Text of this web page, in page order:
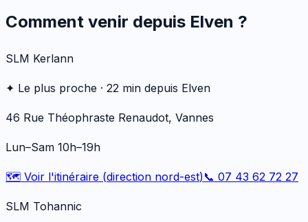
Comment venir depuis Elven ?
SLM Kerlann
✦ Le plus proche · 22 min depuis Elven
46 Rue Théophraste Renaudot, Vannes
Lun–Sam 10h–19h
🗺️ Voir l'itinéraire (direction nord-est)📞 07 43 62 72 27
SLM Tohannic